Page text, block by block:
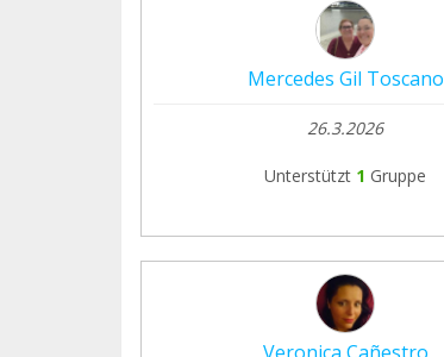
Mercedes Gil Toscano
26.3.2026
Unterstützt 1 Gruppe